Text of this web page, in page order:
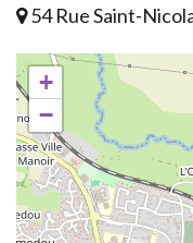
54 Rue Saint-
+
−